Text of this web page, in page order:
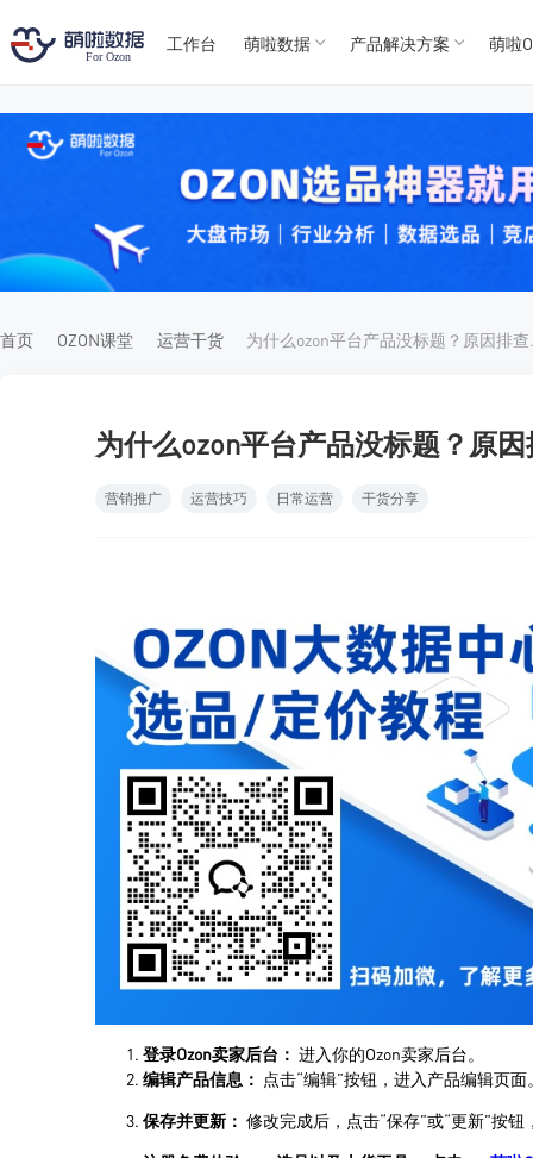
For
For
工作台 萌啦数据 产品解决方案 萌啦
首页 OZON课堂 运营干货
为什么ozon平台产品没标题？原
营销推广 运营技巧 日常运营 干货分享